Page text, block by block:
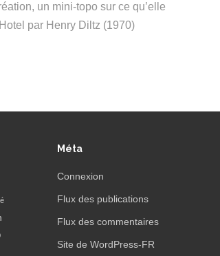
un mini-topo sur ce qu’elle
par Henry Diltz (1970)
Méta
Connexion
Flux des publications
Flux des commentaires
Site de WordPress-FR